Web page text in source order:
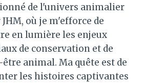
de l'univers animalier
où je m'efforce de
en lumière les enjeux
de conservation et de
animal. Ma quête est de
les histoires captivantes